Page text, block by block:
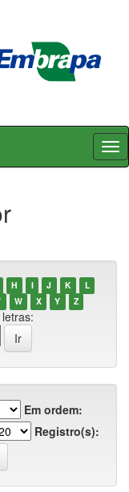
H I J K
L
W X Y Z
Em ordem:
Registro(s):